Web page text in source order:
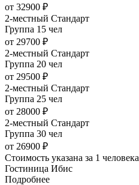
от 32900 ₽
2-местный Стандарт
Группа 15 чел
от 29700 ₽
2-местный Стандарт
Группа 20 чел
от 29500 ₽
2-местный Стандарт
Группа 25 чел
от 28000 ₽
2-местный Стандарт
Группа 30 чел
от 26900 ₽
Стоимость указана за 1 человека
Гостиница Ибис
Подробнее